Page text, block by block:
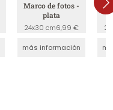
Marco de fotos -
plata
24x30 cm6,99 €
más información